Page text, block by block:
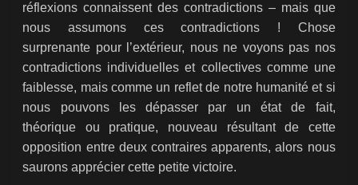
réflexions connaissent des contradictions – mais que
nous assumons ces contradictions ! Chose
surprenante pour l’extérieur, nous ne voyons pas nos
contradictions individuelles et collectives comme une
faiblesse, mais comme un reflet de notre humanité et si
nous pouvons les dépasser par un état de fait,
théorique ou pratique, nouveau résultant de cette
opposition entre deux contraires apparents, alors nous
saurons apprécier cette petite victoire.